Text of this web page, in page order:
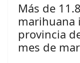
Más de
marihuana
provincia
mes de